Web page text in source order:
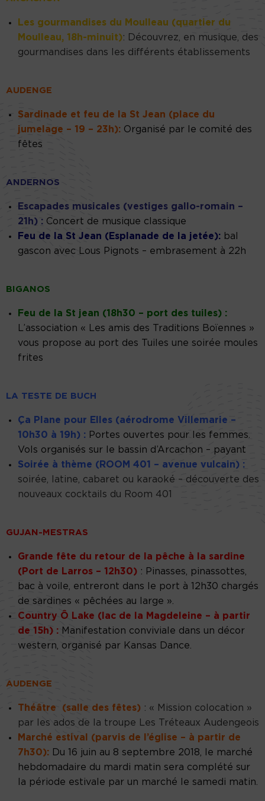
Les gourmandises du Moulleau (quartier du
Moulleau, 18h-minuit): Découvrez, en musique, des
gourmandises dans les différents établissements
AUDENGE
Sardinade et feu de la St Jean (place du
jumelage – 19 – 23h): Organisé par le comité des
fêtes
ANDERNOS
Escapades musicales (vestiges gallo-romain –
21h) : Concert de musique classique
Feu de la St Jean (Esplanade de la jetée): bal
gascon avec Lous Pignots – embrasement à 22h
BIGANOS
Feu de la St jean (18h30 – port des tuiles) :
L’association « Les amis des Traditions Boïennes »
vous propose au port des Tuiles une soirée moules
frites
LA TESTE DE BUCH
Ça Plane pour Elles (aérodrome Villemarie –
10h30 à 19h) : Portes ouvertes pour les femmes.
Vols organisés sur le bassin d’Arcachon – payant
Soirée à thème (ROOM 401 – avenue vulcain) :
soirée, latine, cabaret ou karaoké – découverte des
nouveaux cocktails du Room 401
GUJAN-MESTRAS
Grande fête du retour de la pêche à la sardine
(Port de Larros – 12h30) : Pinasses, pinassottes,
bac à voile, entreront dans le port à 12h30 chargés
de sardines « pêchées au large ».
Country Ô Lake (lac de la Magdeleine – à partir
de 15h) : Manifestation conviviale dans un décor
western, organisé par Kansas Dance.
AUDENGE
Théâtre (salle des fêtes) : « Mission colocation »
par les ados de la troupe Les Tréteaux Audengeois
Marché estival (parvis de l’église – à partir de
7h30): Du 16 juin au 8 septembre 2018, le marché
hebdomadaire du mardi matin sera complété sur
la période estivale par un marché le samedi matin.